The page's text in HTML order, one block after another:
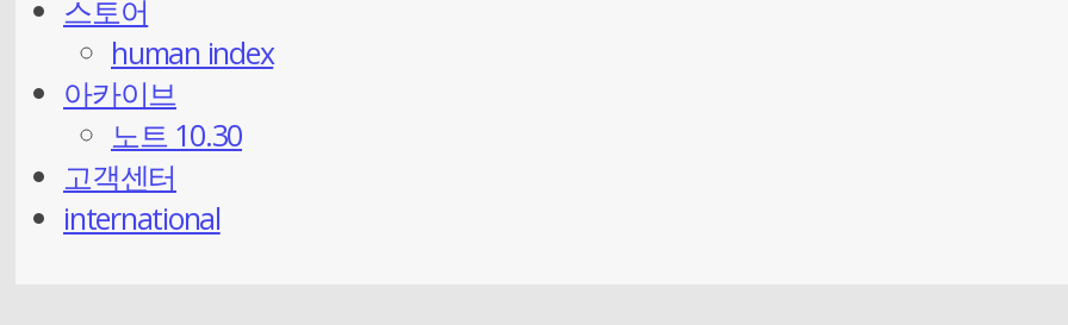
스토어
human index
아카이브
노트 10.30
고객센터
international